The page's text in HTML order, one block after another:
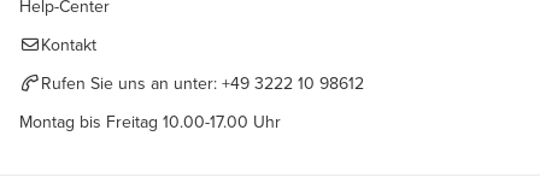
Help-Center
Kontakt
Rufen Sie uns an unter: +49 3222 10 98612
Montag bis Freitag 10.00-17.00 Uhr